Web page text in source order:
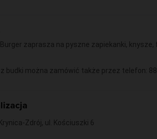
zaprasza na pyszne zapiekanki, knysze,
z budki można zamówić także przez telefon:
Krynica-Zdrój, ul. Kościuszki 6